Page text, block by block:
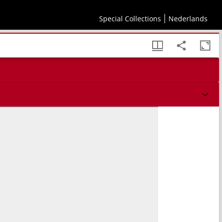
Special Collections Nederlands